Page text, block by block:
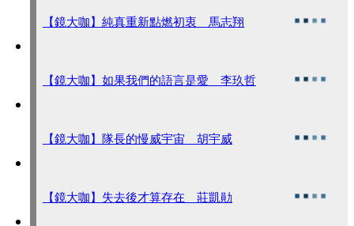
【鏡大咖】純真重新點燃初衷 馬志翔
【鏡大咖】如果我們的語言是愛 李玖哲
【鏡大咖】隊長的慢威宇宙 胡宇威
【鏡大咖】失去後才算存在 莊凱勛